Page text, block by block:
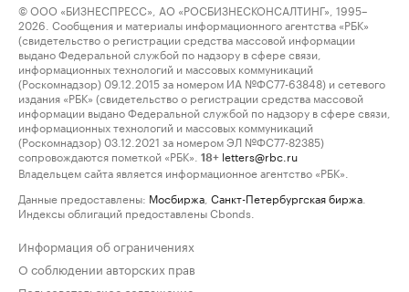
© ООО «БИЗНЕСПРЕСС», АО «РОСБИЗНЕСКОНСАЛТИНГ», 1995–
2026. Сообщения и материалы информационного агентства «РБК»
(свидетельство о регистрации средства массовой информации
выдано Федеральной службой по надзору в сфере связи,
информационных технологий и массовых коммуникаций
(Роскомнадзор) 09.12.2015 за номером ИА №ФС77-63848) и сетевого
издания «РБК» (свидетельство о регистрации средства массовой
информации выдано Федеральной службой по надзору в сфере связи,
информационных технологий и массовых коммуникаций
(Роскомнадзор) 03.12.2021 за номером ЭЛ №ФС77-82385)
сопровождаются пометкой «РБК».
18+ letters@rbc.ru
Владельцем сайта является информационное агентство «РБК».
Данные предоставлены: Мосбиржа Санкт-Петербургская биржа
Индексы облигаций предоставлены Cbonds.
Информация об ограничениях
О соблюдении авторских прав